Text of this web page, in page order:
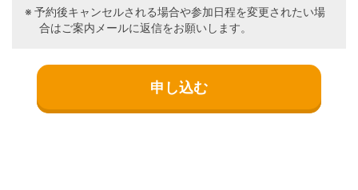
■ 個人情報の第三者提供について
1. 当社は、個人情報保護法等の法令に基づく場合
（1）お客様を識別することができない状態
で統計的なデータとして開示・提供すると
予約後キャンセルされる場合や参加日程を変更されたい場
合はご案内メールに返信をお願いします。